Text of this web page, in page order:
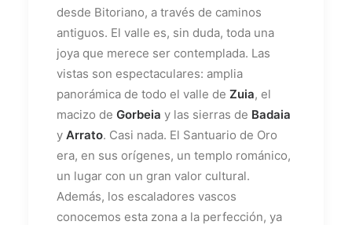
desde Bitoriano, a través de caminos
antiguos. El valle es, sin duda, toda una
joya que merece ser contemplada. Las
vistas son espectaculares: amplia
panorámica de todo el valle de Zuia, el
macizo de Gorbeia y las sierras de Badaia
y Arrato. Casi nada. El Santuario de Oro
era, en sus orígenes, un templo románico,
un lugar con un gran valor cultural.
Además, los escaladores vascos
conocemos esta zona a la perfección, ya